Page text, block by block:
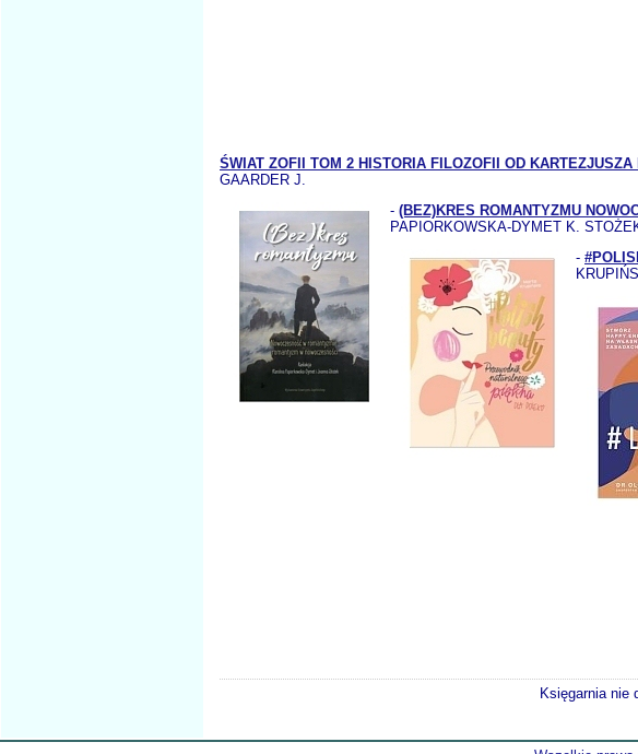
ŚWIAT ZOFII TOM 2 HISTORIA FILOZOFII OD KARTEZJUSZA
GAARDER J.
- (BEZ)KRES ROMANTYZMU
PAPIORKOWSKA-DYMET K.
-
Księgarnia nie